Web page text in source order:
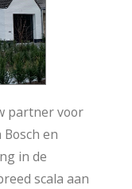
partner voor
en
in de
scala aan